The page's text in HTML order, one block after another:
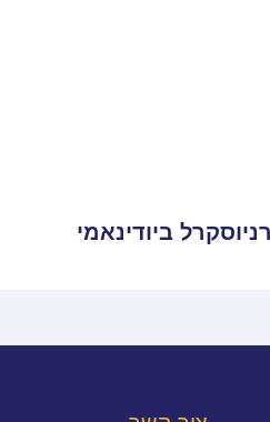
ביודינאמי